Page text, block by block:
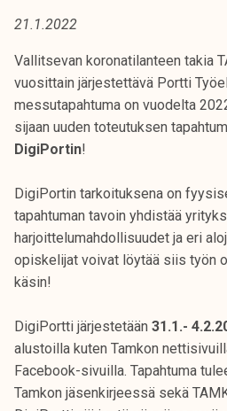
o
r
k
e
a
o
u
l
u
n
p
i
s
k
21.1.2022
Vallitsevan koronatilanteen takia
vuosittain järjestettävä Portti
messutapahtuma on vuodelta
sijaan uuden toteutuksen
DigiPortin!
DigiPortin tarkoituksena on
tapahtuman tavoin yhdistää
harjoittelumahdollisuudet ja eri
opiskelijat voivat löytää siis työn
käsin!
DigiPortti järjestetään 31.1.-
alustoilla kuten Tamkon
Facebook-sivuilla. Tapahtuma
Tamkon jäsenkirjeessä sekä